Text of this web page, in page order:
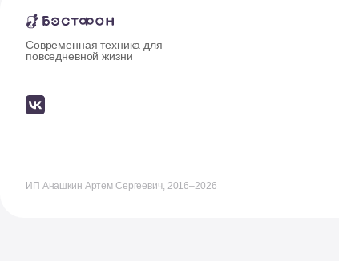
Современная техника для
повседневной жизни
ИП Анашкин Артем Сергеевич, 2016–2026